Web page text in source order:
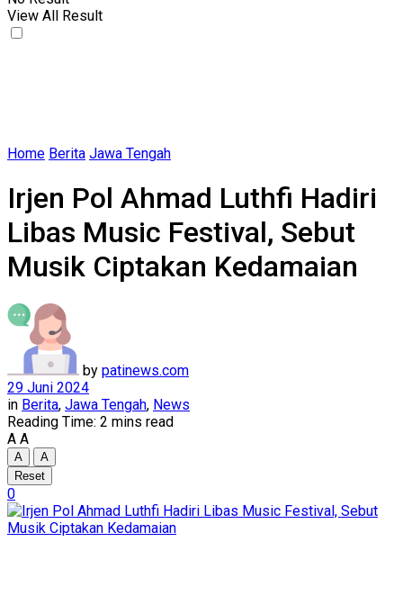
View All Result
Home Berita Jawa Tengah
Irjen Pol Ahmad Luthfi Hadiri
Libas Music Festival, Sebut
Musik Ciptakan Kedamaian
by patinews.com
29 Juni 2024
in Berita, Jawa Tengah, News
Reading Time: 2 mins read
A A
A
A
Reset
0